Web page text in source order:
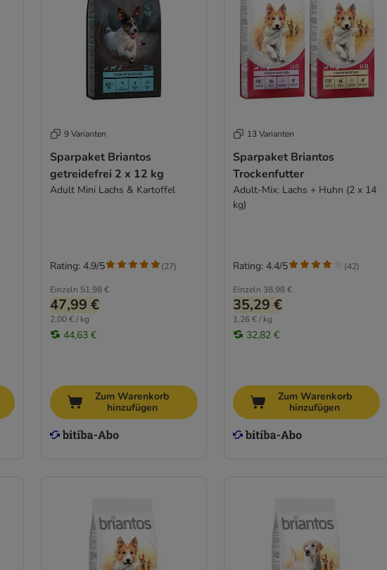
9 Varianten
Sparpaket Briantos
getreidefrei 2 x 12 kg
Adult Mini Lachs & Kartoffel
Einzeln 51,98 €
47,99 €
2,00 € / kg
44,63 €
Rating: 4.9/5 (27)
Zum Warenkorb
hinzufügen
13 Varianten
Sparpaket Briantos
Trockenfutter
Adult-Mix: Lachs + Huhn (2 x 14
kg)
Einzeln 38,98 €
35,29 €
1,26 € / kg
32,82 €
Rating: 4.4/5 (42)
Zum Warenkorb
hinzufügen